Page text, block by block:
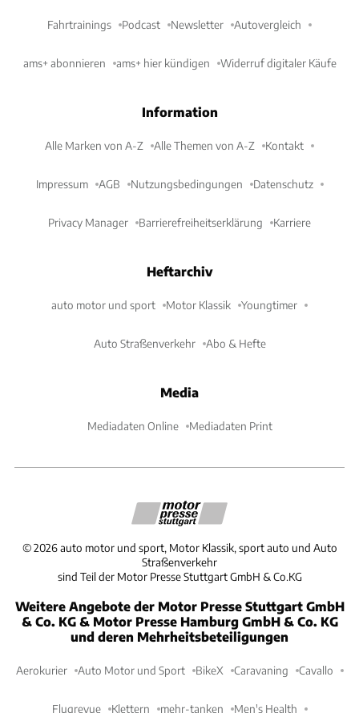
Fahrtrainings Podcast Newsletter Autovergleich
ams+ abonnieren ams+ hier kündigen Widerruf digitaler Käufe
Information
Alle Marken von A-Z Alle Themen von A-Z Kontakt
Impressum AGB Nutzungsbedingungen Datenschutz
Privacy Manager Barrierefreiheitserklärung Karriere
Heftarchiv
auto motor und sport Motor Klassik Youngtimer
Auto Straßenverkehr Abo & Hefte
Media
Mediadaten Online Mediadaten Print
©2026 auto motor und sport, Motor Klassik, sport auto und Auto
Straßenverkehr
sind Teil der Motor Presse Stuttgart GmbH & Co.KG
Weitere Angebote der Motor Presse Stuttgart GmbH
& Co. KG & Motor Presse Hamburg GmbH & Co. KG
und deren Mehrheitsbeteiligungen
Aerokurier Auto Motor und Sport BikeX Caravaning Cavallo
Flugrevue Klettern mehr-tanken Men's Health